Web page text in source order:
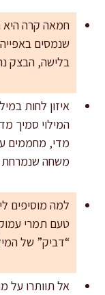
חמאה קרה היא
שנמסים
בלישה, הבצק
איזון לחות
מדי, מחממים
משחה שנמרחת
למה מוסיפים
טעם תמרי
“דביק” של
אל תוותרו על